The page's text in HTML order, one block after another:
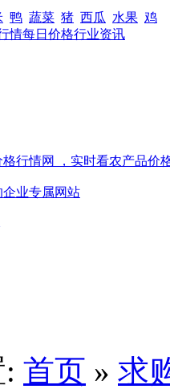
鸭 蔬菜 猪 西瓜 水果 鸡
情每日价格行业资讯
行情网 ，实时看农产品价
业专属网站
首页 » 求